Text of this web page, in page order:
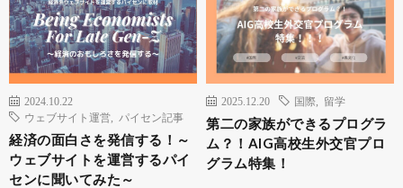
2024.10.22
ウェブサイト運営
パイセン記事
経済の面白さを発信する！～
ウェブサイトを運営するパイ
センに聞いてみた～
2025.12.20 国際 留学
第二の家族ができるプログラ
ム？！AIG高校生外交官プロ
グラム特集！